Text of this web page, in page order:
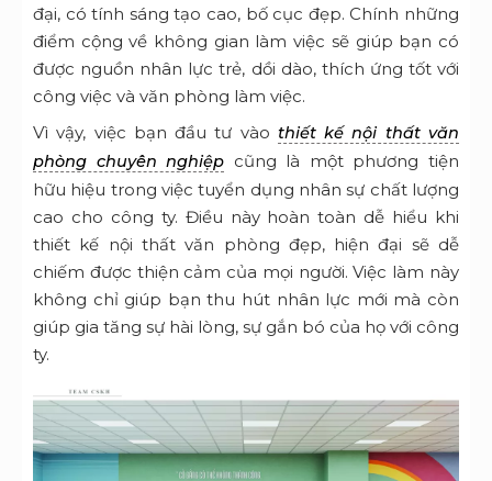
đại, có tính sáng tạo cao, bố cục đẹp. Chính những
điểm cộng về không gian làm việc sẽ giúp bạn có
được nguồn nhân lực trẻ, dồi dào, thích ứng tốt với
công việc và văn phòng làm việc.
Vì vậy, việc bạn đầu tư vào thiết kế nội thất văn
phòng chuyên nghiệp cũng là một phương tiện
hữu hiệu trong việc tuyển dụng nhân sự chất lượng
cao cho công ty. Điều này hoàn toàn dễ hiểu khi
thiết kế nội thất văn phòng đẹp, hiện đại sẽ dễ
chiếm được thiện cảm của mọi người. Việc làm này
không chỉ giúp bạn thu hút nhân lực mới mà còn
giúp gia tăng sự hài lòng, sự gắn bó của họ với công
ty.